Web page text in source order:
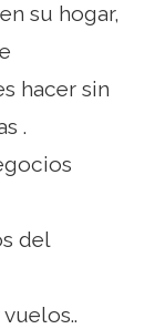
su hogar,
hacer sin
.
del